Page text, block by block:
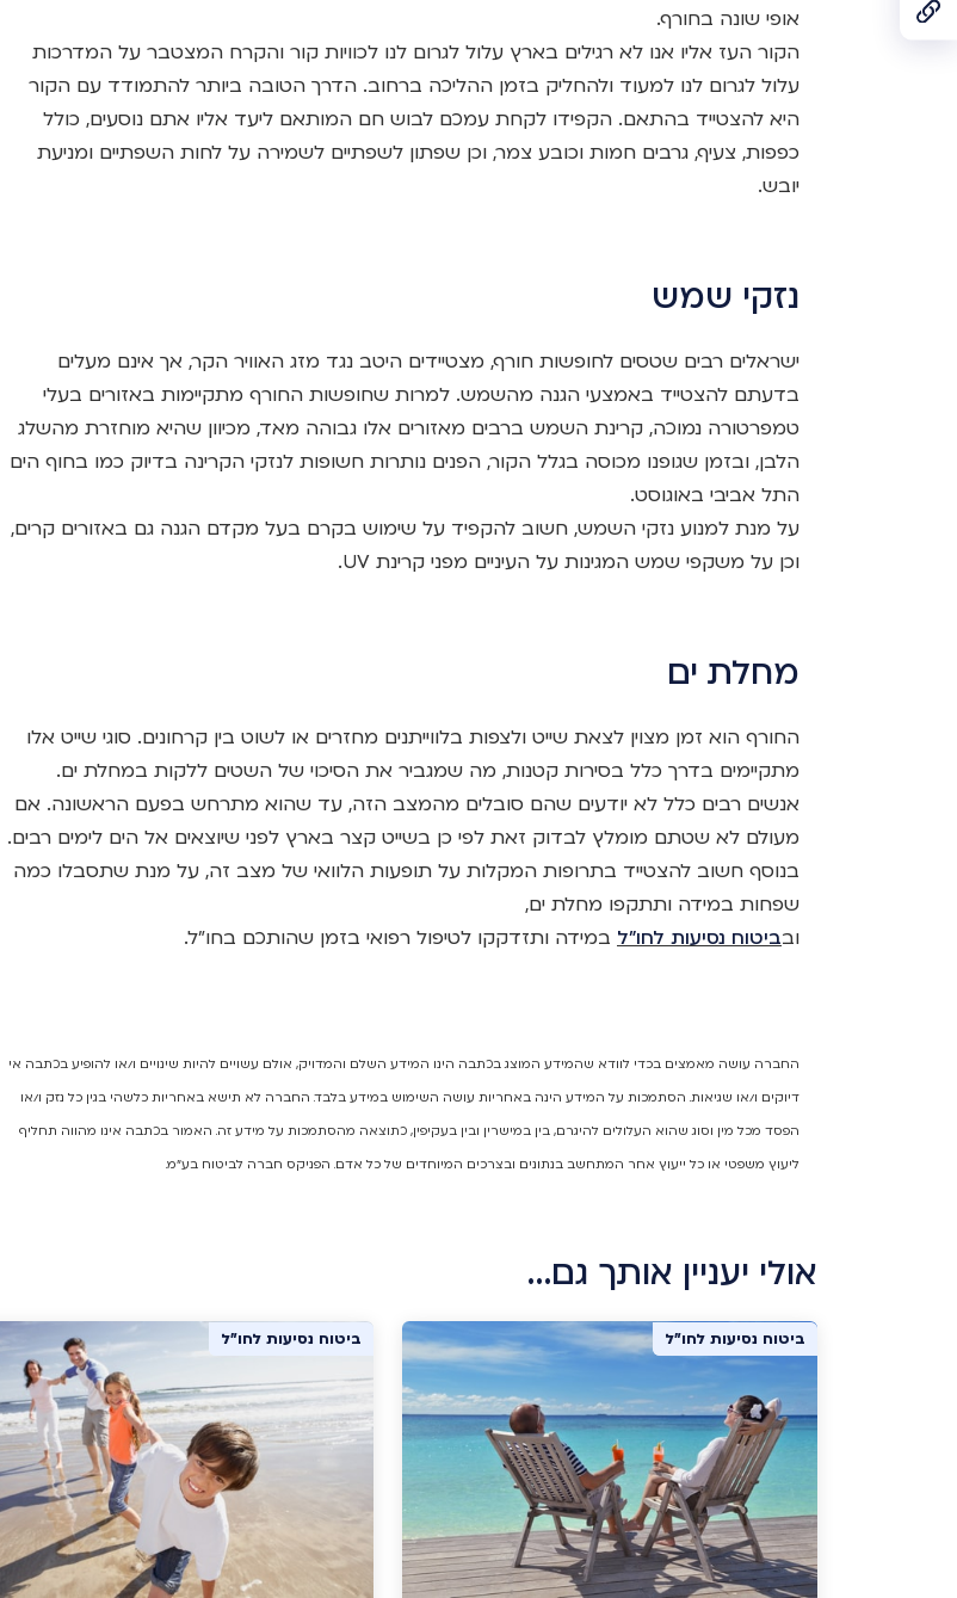
אופי שונה בחורף.
הקור העז אליו אנו לא רגילים בארץ עלול לגרום לנו לכוויות קור והקרח המצטבר על המדרכות
עלול לגרום לנו למעוד ולהחליק בזמן ההליכה ברחוב. הדרך הטובה ביותר להתמודד עם הקור
היא להצטייד בהתאם. הקפידו לקחת עמכם לבוש חם המותאם ליעד אליו אתם נוסעים, כולל
כפפות, צעיף, גרבים חמות וכובע צמר, וכן שפתון לשפתיים לשמירה על לחות השפתיים ומניעת
יובש.
נזקי שמש
ישראלים רבים שטסים לחופשות חורף, מצטיידים היטב נגד מזג האוויר הקר, אך אינם מעלים
בדעתם להצטייד באמצעי הגנה מהשמש. למרות שחופשות החורף מתקיימות באזורים בעלי
טמפרטורה נמוכה, קרינת השמש ברבים מאזורים אלו גבוהה מאד, מכיוון שהיא מוחזרת מהשלג
הלבן, ובזמן שגופנו מכוסה בגלל הקור, הפנים נותרות חשופות לנזקי הקרינה בדיוק כמו בחוף הים
התל אביבי באוגוסט.
על מנת למנוע נזקי השמש, חשוב להקפיד על שימוש בקרם בעל מקדם הגנה גם באזורים קרים,
וכן על משקפי שמש המגינות על העיניים מפני קרינת UV.
מחלת ים
החורף הוא זמן מצוין לצאת שייט ולצפות בלווייתנים מחזרים או לשוט בין קרחונים. סוגי שייט אלו
מתקיימים בדרך כלל בסירות קטנות, מה שמגביר את הסיכוי של השטים ללקות במחלת ים.
אנשים רבים כלל לא יודעים שהם סובלים מהמצב הזה, עד שהוא מתרחש בפעם הראשונה. אם
מעולם לא שטתם מומלץ לבדוק זאת לפי כן בשייט קצר בארץ לפני שיוצאים אל הים לימים רבים.
בנוסף חשוב להצטייד בתרופות המקלות על תופעות הלוואי של מצב זה, על מנת שתסבלו כמה
שפחות במידה ותתקפו מחלת ים,
ובביטוח נסיעות לחו"ל במידה ותזדקקו לטיפול רפואי בזמן שהותכם בחו"ל.
החברה עושה מאמצים בכדי לוודא שהמידע המוצג בכתבה הינו המידע השלם והמדויק, אולם עשויים להיות שינויים ו/או להופיע בכתבה אי
דיוקים ו/או שגיאות. הסתמכות על המידע הינה באחריות עושה השימוש במידע בלבד. החברה לא תישא באחריות כלשהי בגין כל נזק ו/או
הפסד מכל מין וסוג שהוא העלולים להיגרם, בין במישרין ובין בעקיפין, כתוצאה מהסתמכות על מידע זה. האמור בכתבה אינו מהווה תחליף
ליעוץ משפטי או כל ייעוץ אחר המתחשב בנתונים ובצרכים המיוחדים של כל אדם. הפניקס חברה לביטוח בע"מ.
אולי יעניין אותך גם…
ביטוח נסיעות לחו"ל ביטוח נסיעות לחו"ל ביטוח נסיעות לחו"ל ביטוח נסיעות לחו"ל